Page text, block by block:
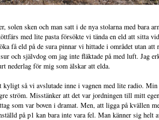
solen sken och man satt i de nya stolarna med bara
med lite pasta försökte vi tända en eld att sitta
få eld på de sura pinnar vi hittade i området utan
och självdog om jag inte fläktade på med luft. Jag
nederlag för mig som älskar att elda.
så vi avslutade inne i vagnen med lite radio. Min
ström. Misstänker att det var jordningen till mitt
som var boven i dramat. Men, att ligga på kvällen
på p1 kan bara inte vara fel. Man känner sig helt